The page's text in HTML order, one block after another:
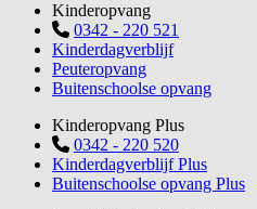
Kinderopvang
0342 - 220 521
Kinderdagverblijf
Peuteropvang
Buitenschoolse opvang
Kinderopvang Plus
0342 - 220 520
Kinderdagverblijf Plus
Buitenschoolse opvang Plus